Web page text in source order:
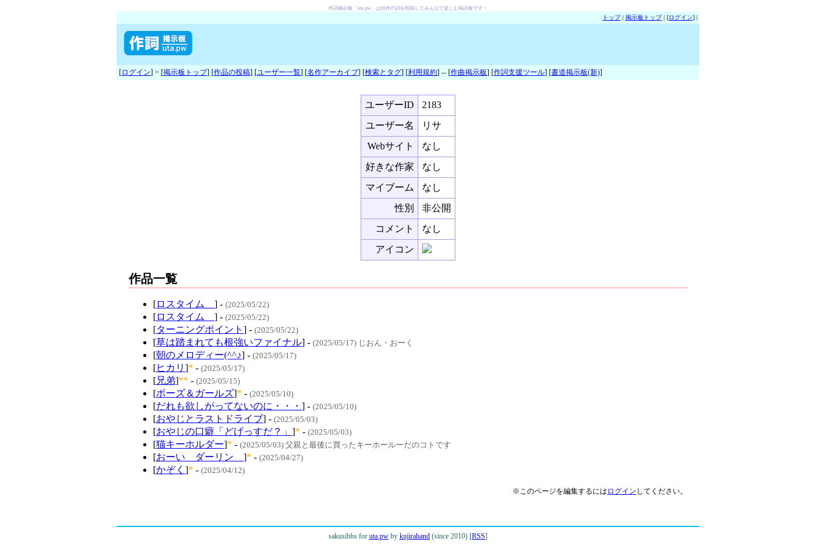
作詞掲示板「uta.pw」は自作の詞を投稿してみんなで楽しむ掲示板です！
トップ| 掲示板トップ| [ログイン] |
[ログイン] > [掲示板トップ] [作品の投稿] [ユーザー一覧] [名作アーカイブ] [検索とタグ] [利用規約] -- [作曲掲示板] [作詞支援ツール] [書道掲示板(新)]
ユーザーID
2183
ユーザー名
リサ
Webサイト
なし
好きな作家
なし
マイブーム
なし
性別
非公開
コメント
なし
アイコン
作品一覧
[ロスタイム ] - (2025/05/22)
[ロスタイム ] - (2025/05/22)
[ターニングポイント ] - (2025/05/22)
[草は踏まれても根強いファイナル] - (2025/05/17) じおん・おーく
[朝のメロディー(^^♪] - (2025/05/17)
[ヒカリ ]* - (2025/05/17)
[兄弟]** - (2025/05/15)
[ボーズ＆ガールズ]* - (2025/05/10)
[だれも欲しがってないのに・・・ ] - (2025/05/10)
[おやじとラストドライブ] - (2025/05/03)
[おやじの口癖「どげっすだ？」 ]* - (2025/05/03)
[猫キーホルダー]* - (2025/05/03) 父親と最後に買ったキーホールーだのコトです
[おーい ダーリン ]* - (2025/04/27)
[かぞく ]* - (2025/04/12)
※このページを編集するには ログイン してください。
sakusibbs for uta.pw by kujirahand (since 2010) [RSS]